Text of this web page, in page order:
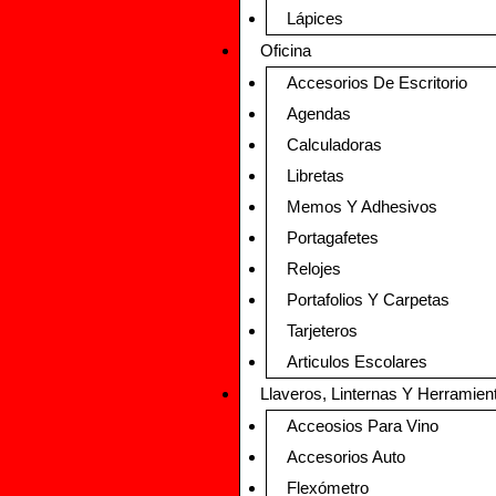
Lápices
Oficina
Accesorios De Escritorio
Agendas
Calculadoras
Libretas
Memos Y Adhesivos
Portagafetes
Relojes
Portafolios Y Carpetas
Tarjeteros
Articulos Escolares
Llaveros, Linternas Y
Acceosios Para Vino
Accesorios Auto
Flexómetro